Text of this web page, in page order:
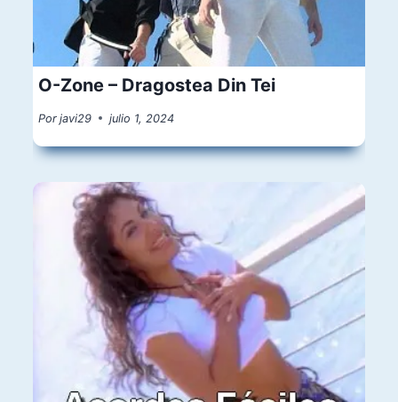
O-Zone – Dragostea Din Tei
Por javi29 julio 1, 2024